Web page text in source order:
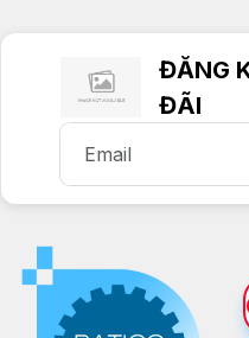
ĐĂNG
ĐÃI